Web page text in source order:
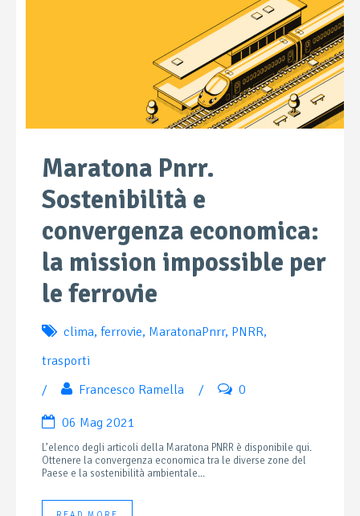
Maratona Pnrr.
Sostenibilità e
convergenza economica:
la mission impossible per
le ferrovie
clima, ferrovie, MaratonaPnrr, PNRR,
trasporti
/
Francesco Ramella / 0
06 Mag 2021
L’elenco degli articoli della Maratona PNRR è disponibile qui.
Ottenere la convergenza economica tra le diverse zone del
Paese e la sostenibilità ambientale...